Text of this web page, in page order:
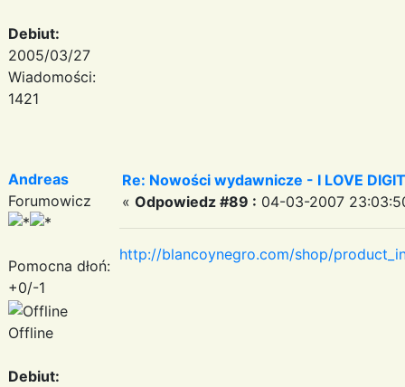
Debiut:
2005/03/27
Wiadomości:
1421
Andreas
Forumowicz
Pomocna dłoń:
+0/-1
Offline
Debiut:
Re: Nowości wydawnicze - I LOVE
« Odpowiedz #89 : 04-03-2007
http://blancoynegro.com/shop/